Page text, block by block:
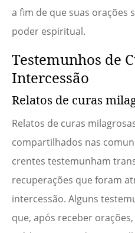
a fim de que suas orações
poder espiritual.
Testemunhos de
Intercessão
Relatos de curas
Relatos de curas
compartilhados nas
crentes testemunham
recuperações que foram
intercessão. Alguns
que, após receber